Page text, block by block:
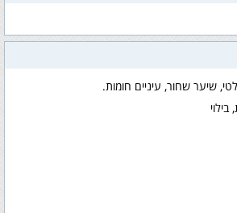
שיער שחור, עיניים חומות.